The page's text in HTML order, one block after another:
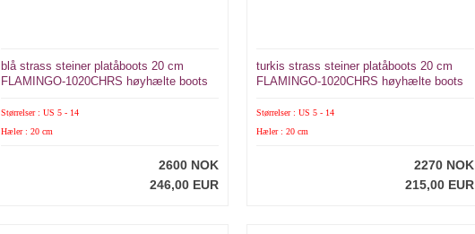
blå strass steiner platåboots 20 cm
FLAMINGO-1020CHRS høyhælte boots
Størrelser : US 5 - 14
Hæler : 20 cm
2600 NOK
246,00 EUR
turkis strass steiner platåboots 20 cm
FLAMINGO-1020CHRS høyhælte boots
Størrelser : US 5 - 14
Hæler : 20 cm
2270 NOK
215,00 EUR